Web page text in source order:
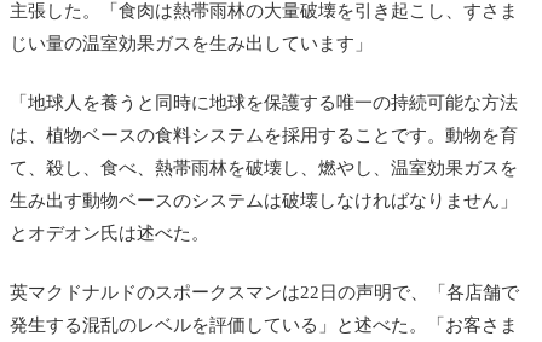
主張した。「食肉は熱帯雨林の大量破壊を引き起こし、すさま
じい量の温室効果ガスを生み出しています」
「地球人を養うと同時に地球を保護する唯一の持続可能な方法
は、植物ベースの食料システムを採用することです。動物を育
て、殺し、食べ、熱帯雨林を破壊し、燃やし、温室効果ガスを
生み出す動物ベースのシステムは破壊しなければなりません」
と オデオン氏は述べた。
英マクドナルドのスポークスマンは22日の声明で、「各店舗で
発生する混乱のレベルを評価している」と述べた。「お客さま